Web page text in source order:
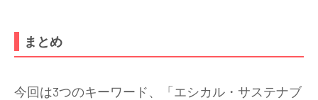
まとめ
今回は3つのキーワード、「エシカル・サステナブ